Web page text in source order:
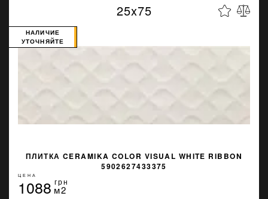
25x75
ПЛИТКА CERAMIKA COLOR VISUAL WHITE RIBBON
5902627433375
НАЛИЧИЕ
УТОЧНЯЙТЕ
ЦЕНА
1088 грн
м2